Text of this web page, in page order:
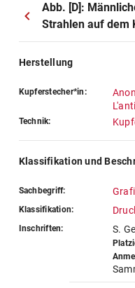
Abb. [D]:
Strahlen auf dem
Herstellung
Kupferstecher*in:
Technik:
Klassifikation und
Sachbegriff:
Klassifikation:
Inschriften: S.